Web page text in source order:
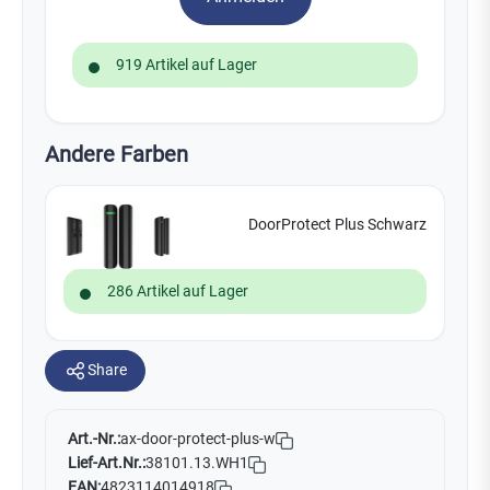
919 Artikel auf Lager
Andere Farben
DoorProtect Plus Schwarz
286 Artikel auf Lager
Share
Art.-Nr.:ax-door-protect-plus-w
Lief-Art.Nr.:38101.13.WH1